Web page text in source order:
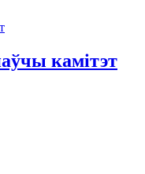
камітэт